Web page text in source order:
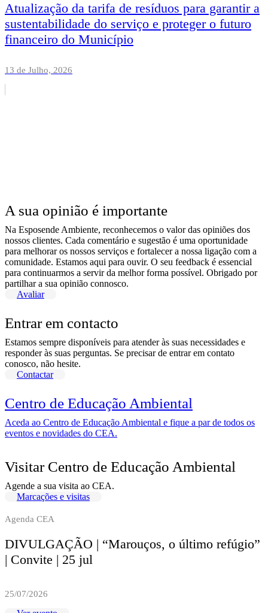
Atualização da tarifa de resíduos para garantir a
sustentabilidade do serviço e proteger o futuro
financeiro do Município
13 de Julho, 2026
A sua opinião é importante
Na Esposende Ambiente, reconhecemos o valor das opiniões dos
nossos clientes. Cada comentário e sugestão é uma oportunidade
para melhorar os nossos serviços e fortalecer a nossa ligação com a
comunidade. Estamos aqui para ouvir. O seu feedback é essencial
para continuarmos a servir da melhor forma possível. Obrigado por
partilhar a sua opinião connosco.
Avaliar
Entrar em contacto
Estamos sempre disponíveis para atender às suas necessidades e
responder às suas perguntas. Se precisar de entrar em contato
conosco, não hesite.
Contactar
Centro de Educação Ambiental
Aceda ao Centro de Educação Ambiental e fique a par de todos os
eventos e novidades do CEA.
Visitar Centro de Educação Ambiental
Agende a sua visita ao CEA.
Marcações e visitas
Agenda CEA
DIVULGAÇÃO | “Marouços, o último refúgio”
| Convite | 25 jul
25/07/2026